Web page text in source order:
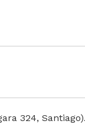
324, Santiago).